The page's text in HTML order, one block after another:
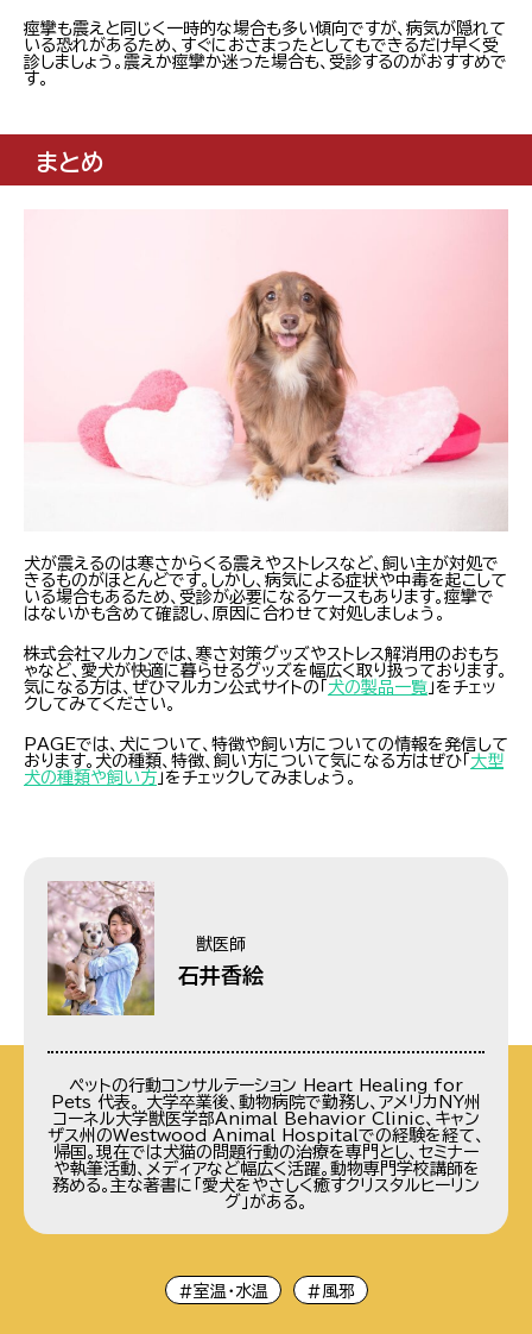
痙攣も震えと同じく一時的な場合も多い傾向ですが、病気が隠れて
いる恐れがあるため、すぐにおさまったとしてもできるだけ早く受
診しましょう。震えか痙攣か迷った場合も、受診するのがおすすめで
す。
まとめ
犬が震えるのは寒さからくる震えやストレスなど、飼い主が対処で
きるものがほとんどです。しかし、病気による症状や中毒を起こして
いる場合もあるため、受診が必要になるケースもあります。痙攣で
はないかも含めて確認し、原因に合わせて対処しましょう。
株式会社マルカンでは、寒さ対策グッズやストレス解消用のおもち
ゃなど、愛犬が快適に暮らせるグッズを幅広く取り扱っております。
気になる方は、ぜひマルカン公式サイトの「 犬の製品一覧 」をチェッ
クしてみてください。
PAGEでは、犬について、特徴や飼い方についての情報を発信して
おります。犬の種類、特徴、飼い方について気になる方はぜひ「 大型
犬の種類や飼い方 」をチェックしてみましょう。
獣医師
石井香絵
ペットの行動コンサルテーション Heart Healing for
Pets 代表。 大学卒業後、動物病院で勤務し、アメリカNY州
コーネル大学獣医学部Animal Behavior Clinic、キャン
ザス州のWestwood Animal Hospitalでの経験を経て、
帰国。現在では犬猫の問題行動の治療を専門とし、セミナー
や執筆活動、メディアなど幅広く活躍。動物専門学校講師を
務める。主な著書に「愛犬をやさしく癒すクリスタルヒーリン
グ」がある。
#室温・水温 #風邪